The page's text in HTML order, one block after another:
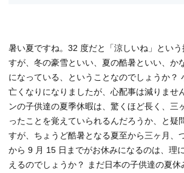
暑い夏ですね。32 度だと「涼しいね」とい
すが、冬の豪雪といい、夏の酷暑といい、か
になっている、ということなのでしょうか？
亡くなりになりましたが、心配事は減りませ
ンの子供達の夏季休暇は、驚くほど長く、三
ったことを覚えていられるんだろうか、と疑
すが、ちょうど酷暑となる夏至から三ヶ月、
から 9 月 15 日までがお休みになるのは、理
えるのでしょうか？ まだ日本の子供達の夏休